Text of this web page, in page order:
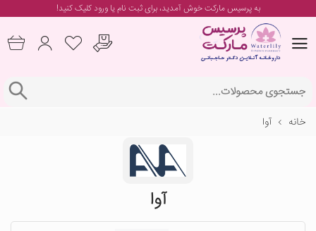
به پرسیس مارکت خوش آمدید، برایثبت نام یا ورودکلیک کنید!
خانه آوا
آوا